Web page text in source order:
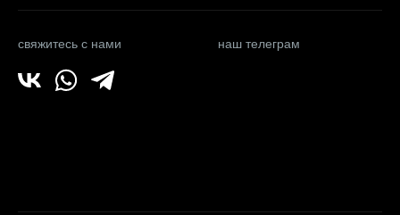
свяжитесь с нами наш телеграм